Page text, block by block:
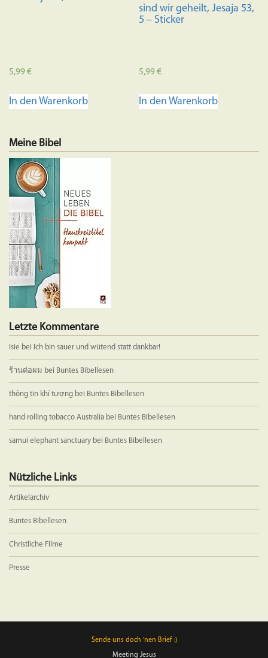
5,99€
In den Warenkorb
sind wir geheilt, Jesaja 53,
5 – Sticker
5,99€
In den Warenkorb
Meine Bibel
Letzte Kommentare
Isie bei Ich bin sauer und wütend statt dankbar!
ร้านต่อผม bei Buntes Bibellesen
thông tin khí tượng bei Buntes Bibellesen
hand rolling tobacco Australia bei Buntes Bibellesen
samui elephant sanctuary bei Buntes Bibellesen
Nützliche Links
Artikelarchiv
Buntes Bibellesen
Christliche Filme
Presse
Sende uns doch 'nen Brief :)
Meeting Jesus